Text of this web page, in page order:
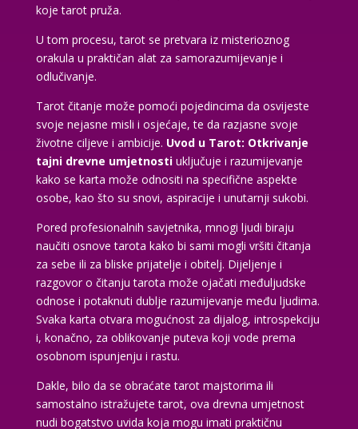
koje tarot pruža.
U tom procesu, tarot se pretvara iz misterioznog
orakula u praktičan alat za samorazumijevanje i
odlučivanje.
Tarot čitanje može pomoći pojedincima da osvijeste
svoje nejasne misli i osjećaje, te da razjasne svoje
životne ciljeve i ambicije. Uvod u Tarot: Otkrivanje
tajni drevne umjetnostiuključuje i razumijevanje
kako se karta može odnositi na specifične aspekte
osobe, kao što su snovi, aspiracije i unutarnji sukobi.
Pored profesionalnih savjetnika, mnogi ljudi biraju
naučiti osnove tarota kako bi sami mogli vršiti čitanja
za sebe ili za bliske prijatelje i obitelj. Dijeljenje i
razgovor o čitanju tarota može ojačati međuljudske
odnose i potaknuti dublje razumijevanje među ljudima.
Svaka karta otvara mogućnost za dijalog, introspekciju
i, konačno, za oblikovanje puteva koji vode prema
osobnom ispunjenju i rastu.
Dakle, bilo da se obraćate tarot majstorima ili
samostalno istražujete tarot, ova drevna umjetnost
nudi bogatstvo uvida koja mogu imati praktičnu